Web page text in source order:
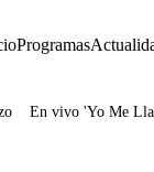
Programas
En vivo 'Yo Me